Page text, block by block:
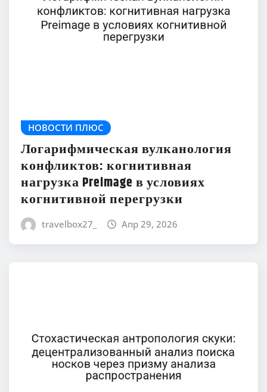
НОВОСТИ ПЛЮС
Логарифмическая вулканология
конфликтов: когнитивная
нагрузка Preimage в условиях
когнитивной перегрузки
travelbox27_ Апр 29, 2026